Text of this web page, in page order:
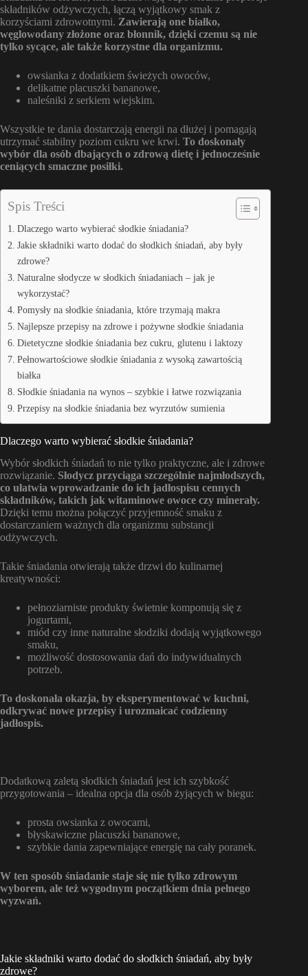
składników odżywczych, łączą wyjątkowy smak z
korzyściami zdrowotnymi. Zawierają one białko,
węglowodany złożone oraz błonnik, dzięki czemu są nie
tylko sycące, ale także korzystne dla organizmu.
owsianka z dodatkiem świeżych owoców,
delikatne placuszki bananowe,
naleśniki z serkiem wiejskim.
Wszystkie te dania dostarczają energii na dłużej i pomagają
utrzymać stabilny poziom cukru we krwi. To doskonały
wybór dla osób dbających o zdrową dietę i jednocześnie
ceniących smaczne posiłki.
Spis Treści
Dlaczego warto wybierać słodkie śniadania?
Jakie składniki warto dodać do słodkich śniadań, aby były
zdrowe?
Naturalne słodycze w słodkich śniadaniach – jak je
wykorzystać?
Pomysły na słodkie śniadania, które trzymają makra
Najlepsze przepisy na zdrowe i pożywne słodkie śniadania
Dietetyczne słodkie śniadania bez cukru, glutenu i laktozy
Pełnowartościowe słodkie śniadania z wysoką zawartością
białka
Słodkie śniadania na wynos – szybkie i łatwe rozwiązania
Przepisy na słodkie śniadania bez wyrzutów sumienia
Dlaczego warto wybierać słodkie śniadania?
Wybór słodkich śniadań to nie tylko praktyczne, ale i zdrowe
rozwiązanie. Słodycz przyciąga szczególnie najmłodszych,
co ułatwia wprowadzanie do ich jadłospisu cennych
składników, takich jak witaminowe owoce czy minerały.
Dzięki temu można połączyć przyjemność smaku z
dostarczaniem ważnych dla organizmu substancji
odżywczych.
Takie śniadania otwierają także drzwi do kulinarnej
kreatywności:
pełnoziarniste produkty świetnie komponują się z
jogurtami,
miód czy inne naturalne słodziki dodają wyjątkowego
smaku,
możliwość dostosowania dań do indywidualnych
potrzeb.
To doskonała okazja, by eksperymentować w kuchni,
odkrywać nowe przepisy i urozmaicać codzienny
jadłospis.
Dodatkową zaletą słodkich śniadań jest ich szybkość
przygotowania – idealna opcja dla osób żyjących w biegu:
prosta owsianka z owocami,
błyskawiczne placuszki bananowe,
szybkie dania zapewniające energię na cały poranek.
W ten sposób śniadanie staje się nie tylko zdrowym
wyborem, ale też wygodnym początkiem dnia pełnego
wyzwań.
Jakie składniki warto dodać do słodkich śniadań, aby były
zdrowe?